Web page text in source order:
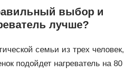
выбор и
лучше?
семьи из трех человек,
подойдет нагреватель на 80